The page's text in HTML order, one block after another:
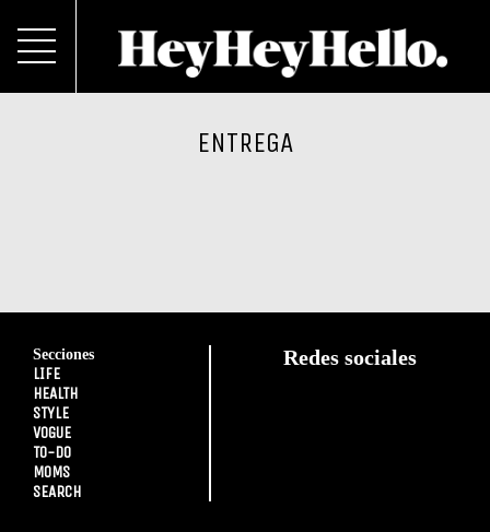
ENTREGA
Secciones
LIFE
HEALTH
STYLE
VOGUE
TO-DO
MOMS
SEARCH
Redes sociales